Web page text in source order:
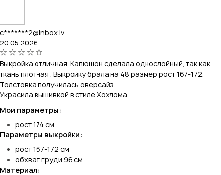
c*******2@inbox.lv
20.05.2026
Выкройка отличная. Капюшон сделала однослойный, так как
ткань плотная . Выкройку брала на 48 размер рост 167-172.
Толстовка получилась оверсайз.
Украсила вышивкой в стиле Хохлома.
Мои параметры:
рост 174 см
Параметры выкройки:
рост 167-172 см
обхват груди 96 см
Материал: